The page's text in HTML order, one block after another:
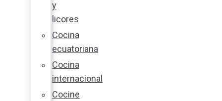
y
licores
Cocina
ecuatoriana
Cocina
internacional
Cocine